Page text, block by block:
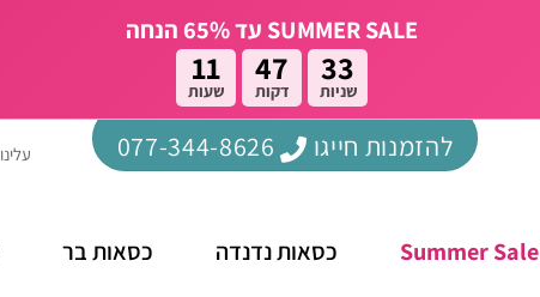
להזמנות חייגו 077-344-8626 עלינו
Summer Sale כסאות נדנדה כסאות בר
SUMMER SALE עד 65% הנחה
11
שעות
47
דקות
32
שניות